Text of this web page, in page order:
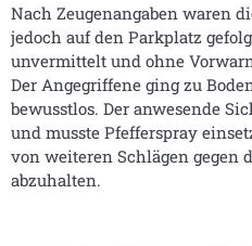
Nach Zeugenangaben waren
jedoch auf den Parkplatz
unvermittelt und ohne
Der Angegriffene ging zu
bewusstlos. Der anwesende
und musste Pfefferspray
von weiteren Schlägen gegen
abzuhalten.